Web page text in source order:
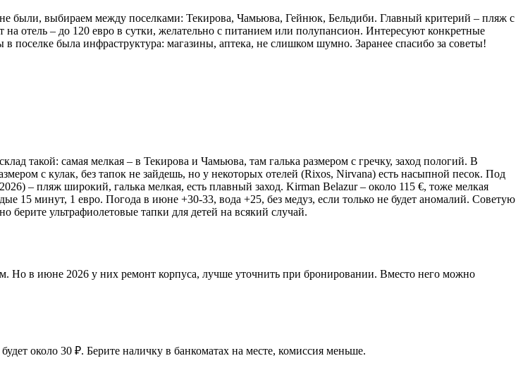
были, выбираем между поселками: Текирова, Чамьюва, Гейнюк, Бельдиби. Главный критерий – пляж с
отель – до 120 евро в сутки, желательно с питанием или полупансион. Интересуют конкретные
была инфраструктура: магазины, аптека, не слишком шумно. Заранее спасибо за советы!
такой: самая мелкая – в Текирова и Чамьюва, там галька размером с гречку, заход пологий. В
с кулак, без тапок не зайдешь, но у некоторых отелей (Rixos, Nirvana) есть насыпной песок. Под
– пляж широкий, галька мелкая, есть плавный заход. Kirman Belazur – около 115 €, тоже мелкая
15 минут, 1 евро. Погода в июне +30-33, вода +25, без медуз, если только не будет аномалий. Советую
берите ультрафиолетовые тапки для детей на всякий случай.
Но в июне 2026 у них ремонт корпуса, лучше уточнить при бронировании. Вместо него можно
около 30 ₽. Берите наличку в банкоматах на месте, комиссия меньше.